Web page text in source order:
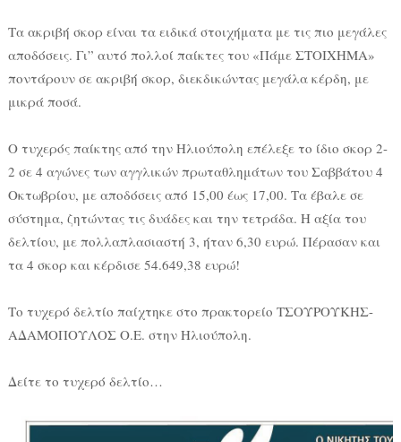
Τα ακριβή σκορ είναι τα ειδικά στοιχήματα με τις πιο μεγάλες
αποδόσεις. Γι” αυτό πολλοί παίκτες του «Πάμε ΣΤΟΙΧΗΜΑ»
ποντάρουν σε ακριβή σκορ, διεκδικώντας μεγάλα κέρδη, με
μικρά ποσά.
Ο τυχερός παίκτης από την Ηλιούπολη επέλεξε το ίδιο σκορ 2-
2 σε 4 αγώνες των αγγλικών πρωταθλημάτων του Σαββάτου 4
Οκτωβρίου, με αποδόσεις από 15,00 έως 17,00. Τα έβαλε σε
σύστημα, ζητώντας τις δυάδες και την τετράδα. Η αξία του
δελτίου, με πολλαπλασιαστή 3, ήταν 6,30 ευρώ. Πέρασαν και
τα 4 σκορ και κέρδισε 54.649,38 ευρώ!
Το τυχερό δελτίο παίχτηκε στο πρακτορείο ΤΣΟΥΡΟΥΚΗΣ-
ΑΔΑΜΟΠΟΥΛΟΣ Ο.Ε. στην Ηλιούπολη.
Δείτε το τυχερό δελτίο…